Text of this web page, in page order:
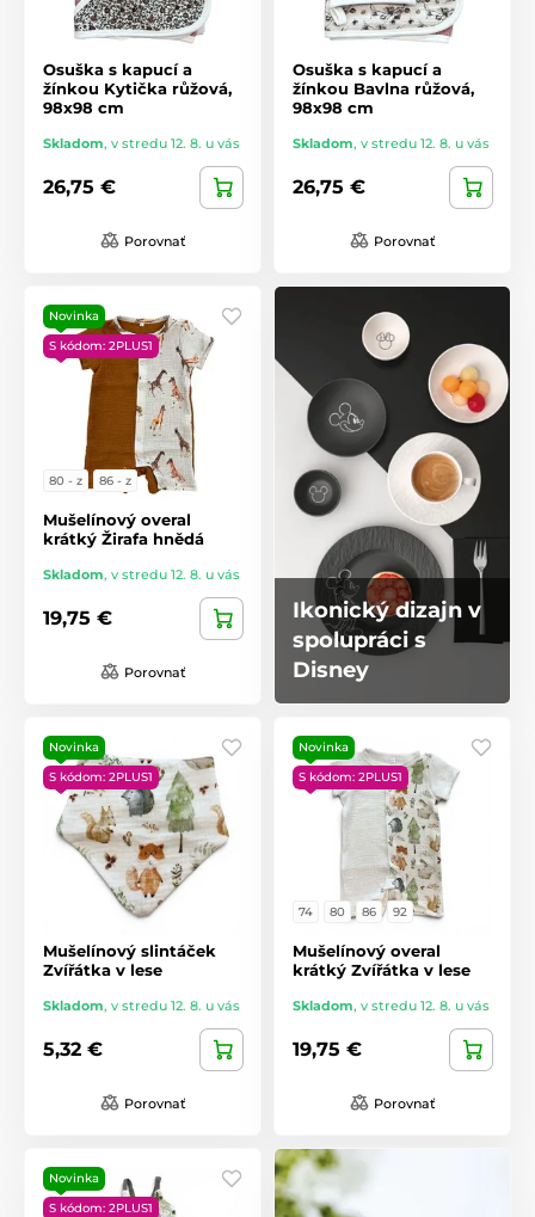
Osuška s kapucí a
žínkou Kytička růžová,
98x98 cm
Skladom, v stredu 12. 8. u vás
26,75 €
Porovnať
Osuška s kapucí a
žínkou Bavlna růžová,
98x98 cm
Skladom, v stredu 12. 8. u vás
26,75 €
Porovnať
Novinka
S kódom: 2PLUS1
80 - z 86 - z
Mušelínový overal
krátký Žirafa hnědá
Skladom, v stredu 12. 8. u vás
19,75 €
Porovnať
Ikonický dizajn v
spolupráci s
Disney
Novinka
S kódom: 2PLUS1
Mušelínový slintáček
Zvířátka v lese
Skladom, v stredu 12. 8. u vás
5,32 €
Porovnať
Novinka
S kódom: 2PLUS1
74 80 86 92
Mušelínový overal
krátký Zvířátka v lese
Skladom, v stredu 12. 8. u vás
19,75 €
Porovnať
Novinka
S kódom: 2PLUS1